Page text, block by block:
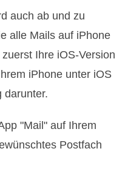
auch ab und zu
alle Mails auf iPhone
Ihre iOS-Version
iPhone unter iOS
darunter.
"Mail" auf Ihrem
Postfach